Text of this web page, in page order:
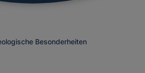
Besonderheiten